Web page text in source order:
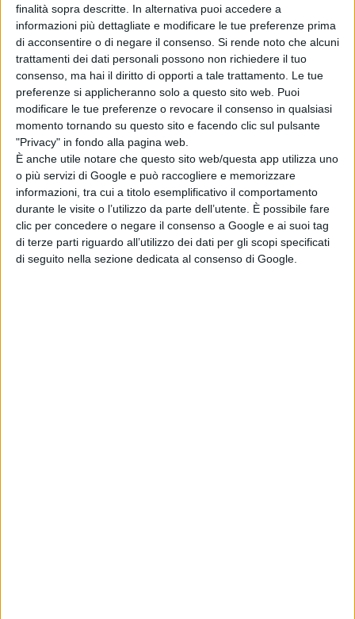
finalità sopra descritte. In alternativa puoi accedere a
informazioni più dettagliate e modificare le tue preferenze prima
di acconsentire o di negare il consenso. Si rende noto che alcuni
trattamenti dei dati personali possono non richiedere il tuo
consenso, ma hai il diritto di opporti a tale trattamento. Le tue
preferenze si applicheranno solo a questo sito web. Puoi
modificare le tue preferenze o revocare il consenso in qualsiasi
momento tornando su questo sito e facendo clic sul pulsante
"Privacy" in fondo alla pagina web.
È anche utile notare che questo sito web/questa app utilizza uno
o più servizi di Google e può raccogliere e memorizzare
informazioni, tra cui a titolo esemplificativo il comportamento
durante le visite o l’utilizzo da parte dell’utente. È possibile fare
clic per concedere o negare il consenso a Google e ai suoi tag
di terze parti riguardo all’utilizzo dei dati per gli scopi specificati
di seguito nella sezione dedicata al consenso di Google.
Flacco incontra i sindacati all'ospedale di
Lanciano: "Concorsi per infermieri e Oss e
medici in arrivo a Chirurgia, Radiologia e
Neurologia"